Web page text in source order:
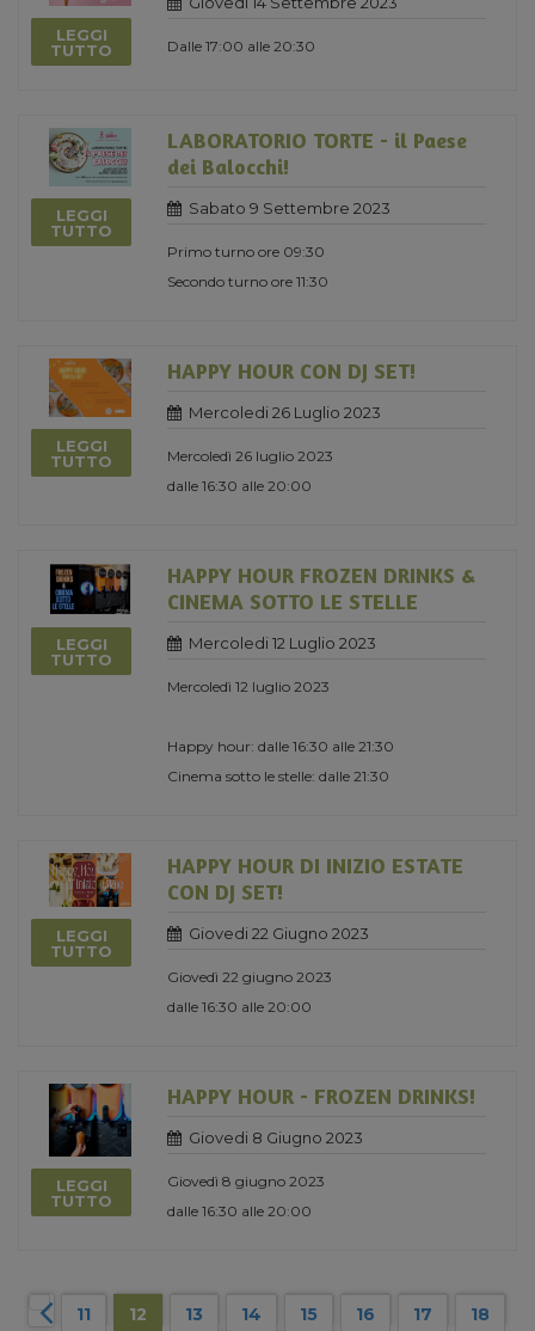
LEGGI
TUTTO
Dalle 17:00 alle 20:30
LEGGI
TUTTO
LABORATORIO TORTE - il Paese
dei Balocchi!
Sabato 9 Settembre 2023
Primo turno ore 09:30
Secondo turno ore 11:30
LEGGI
TUTTO
HAPPY HOUR CON DJ SET!
Mercoledi 26 Luglio 2023
Mercoledì 26 luglio 2023
dalle 16:30 alle 20:00
LEGGI
TUTTO
HAPPY HOUR FROZEN DRINKS &
CINEMA SOTTO LE STELLE
Mercoledi 12 Luglio 2023
Mercoledì 12 luglio 2023
Happy hour: dalle 16:30 alle 21:30
Cinema sotto le stelle: dalle 21:30
LEGGI
TUTTO
HAPPY HOUR DI INIZIO ESTATE
CON DJ SET!
Giovedi 22 Giugno 2023
Giovedì 22 giugno 2023
dalle 16:30 alle 20:00
LEGGI
TUTTO
HAPPY HOUR - FROZEN DRINKS!
Giovedi 8 Giugno 2023
Giovedì 8 giugno 2023
dalle 16:30 alle 20:00
11 12 13 14 15 16 17
18